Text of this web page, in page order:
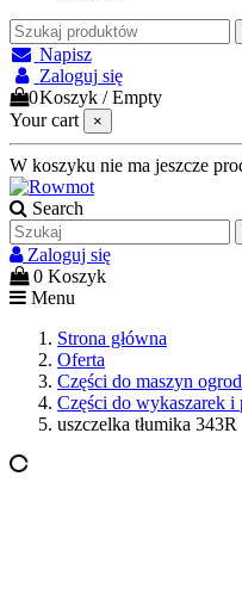
Napisz
Zaloguj się
0Koszyk /Empty
Your cart
×
W koszyku nie ma jeszcze
Search
Zaloguj się
0 Koszyk
Menu
Strona główna
Oferta
Części do maszyn
Części do wykaszarek i
uszczelka tłumika 343R